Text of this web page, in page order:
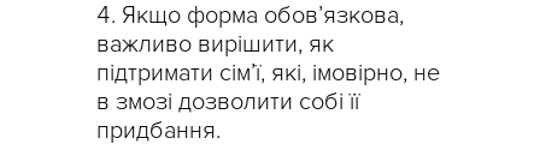
Якщо форма обов’язкова,
важливо вирішити, як
підтримати сім’ї, які, імовірно, не
в змозі дозволити собі її
придбання.